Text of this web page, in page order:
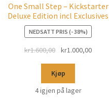
One Small Step – Kickstarter
Deluxe Edition incl Exclusives
NEDSATT PRIS (- 38%)
kr1.600,00 kr1.000,00
Kjøp
4 igjen på lager